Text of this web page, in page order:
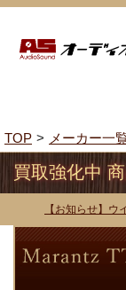
TOP メーカー一
買取強化中
【お知らせ】